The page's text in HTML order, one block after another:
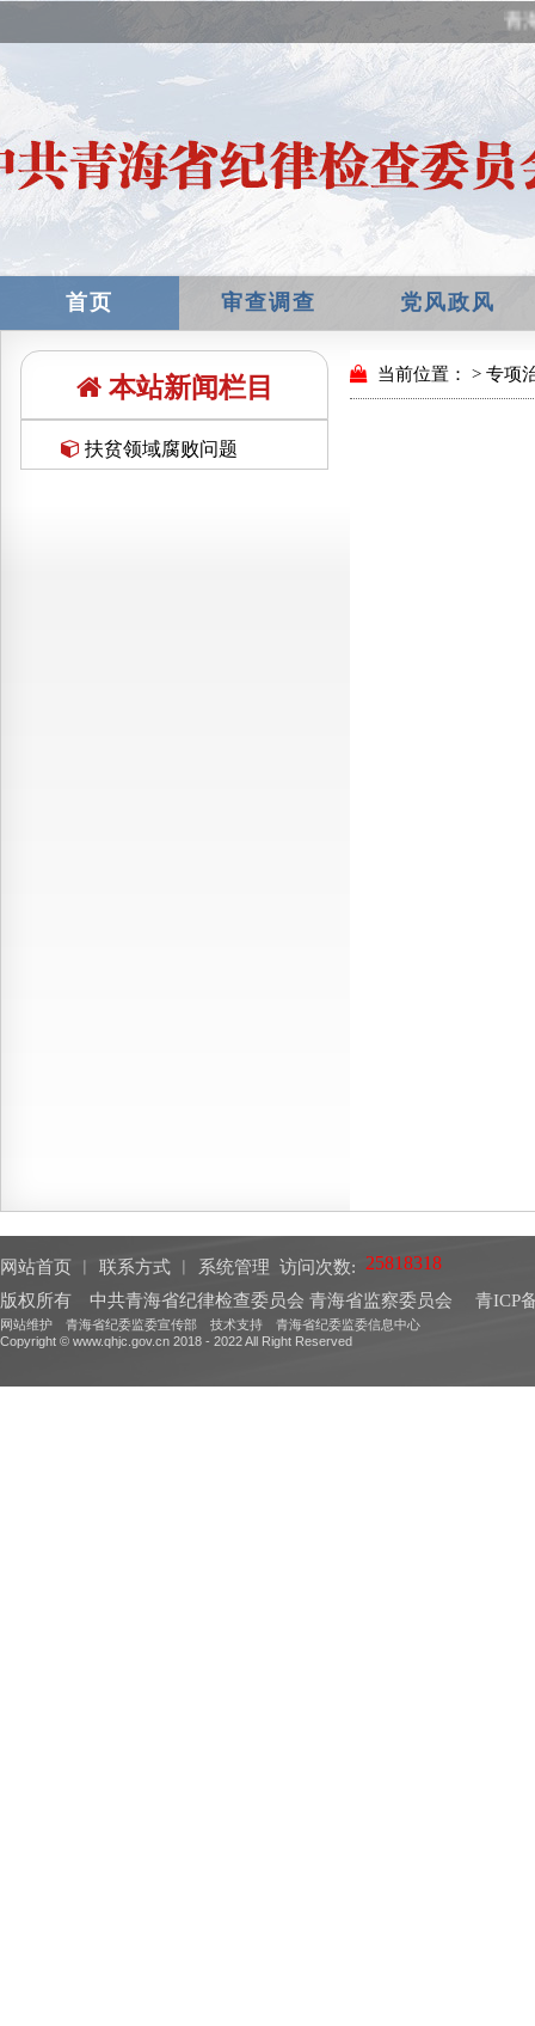
青
首页 审查调查 党风政风
本站新闻栏目
扶贫领域腐败问题
网站首页 联系方式 系统管理 访问次数:
版权所有 中共青海省纪律检查委员会 青海省监察委员会
青ICP
网站维护 青海省纪委监委宣传部 技术支持 青海省纪委监委信息中心
Copyright © www.qhjc.gov.cn 2018 - 2022 All Right Reserved